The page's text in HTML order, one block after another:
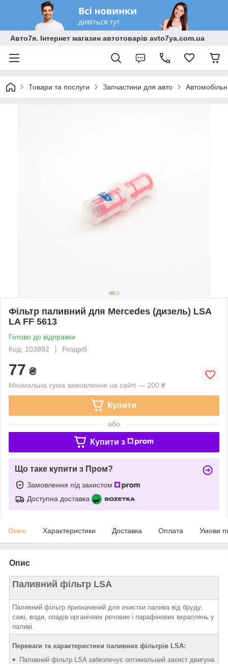
Авто7я. Інтернет магазин автотоварів avto7ya.com.ua
Товари та послуги Запчастини для авто
Фільтр паливний для Mercedes (дизель) LSA
LA FF 5613
Готово до відправки
Код: 103892
Роздріб
77 ₴
Мінімальна сума замовлення на сайті — 200 ₴
Купити
або
Купити з
Що таке купити з Пром?
Замовлення під захистом
Доступна доставка
Опис Характеристики Доставка Оплата Умови
Опис
Паливний фільтр LSA
Паливний фільтр призначений для очистки палива від бруду,
сажі, води, опадів органічних речовин і парафінових вкраплень у
паливі.
Переваги та характеристики паливних фільтрів LSA:
Паливний фільтр LSA забезпечує оптимальний захист двигуна